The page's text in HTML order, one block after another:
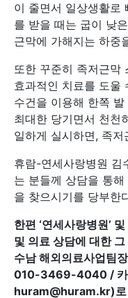
이 줄면서 일상생활로
를 받을 때는 굽이 낮
근막에 가해지는 하중
또한 꾸준히 족저근막
효과적인 치료를 도울
수건을 이용해 한쪽
최대한 당기면서 천천
일하게 실시하면, 족
휴람-연세사랑병원 김
는 분들께 상담을 통
을 찾으시기를 당부한
한편 ‘연세사랑병원’
및 의료 상담에 대한
수남 해외의료사업
010-3469-4040 / 카
huram@huram.kr)로